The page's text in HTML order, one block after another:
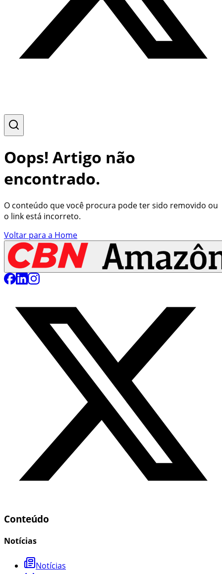
Oops! Artigo não
encontrado.
O conteúdo que você procura pode ter sido removido ou
o link está incorreto.
Voltar para a Home
Conteúdo
Notícias
Notícias